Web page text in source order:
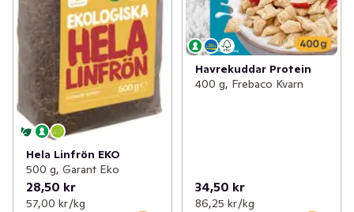
Hela Linfrön EKO
500 g, Garant Eko
28,50 kr
57,00 kr /kg
Havrekuddar Protein
400 g, Frebaco Kvarn
34,50 kr
86,25 kr /kg